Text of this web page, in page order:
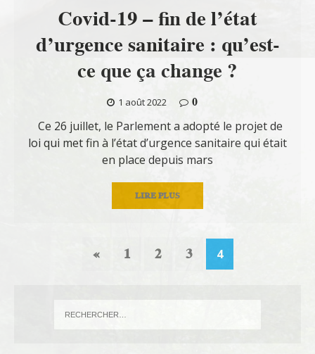
Covid-19 – fin de l’état
d’urgence sanitaire : qu’est-
ce que ça change ?
1 août 2022
0
Ce 26 juillet, le Parlement a adopté le projet de
loi qui met fin à l’état d’urgence sanitaire qui était
en place depuis mars
LIRE PLUS
« 1 2 3 4